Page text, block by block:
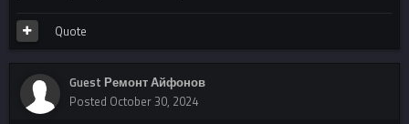
Quote
Guest Ремонт Айфонов
Posted October 30, 2024